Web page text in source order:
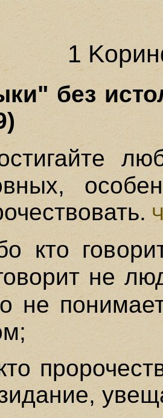
1
без
кто
не
не